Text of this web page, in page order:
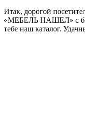
Итак, дорогой
«МЕБЕЛЬ НАШЕЛ» с
тебе наш каталог.